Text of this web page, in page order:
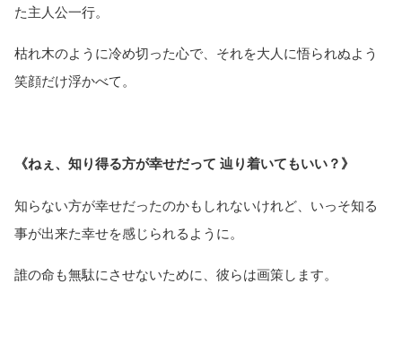
た主人公一行。
枯れ木のように冷め切った心で、それを大人に悟られぬよう
笑顔だけ浮かべて。
《ねぇ、知り得る方が幸せだって 辿り着いてもいい？》
知らない方が幸せだったのかもしれないけれど、いっそ知る
事が出来た幸せを感じられるように。
誰の命も無駄にさせないために、彼らは画策します。